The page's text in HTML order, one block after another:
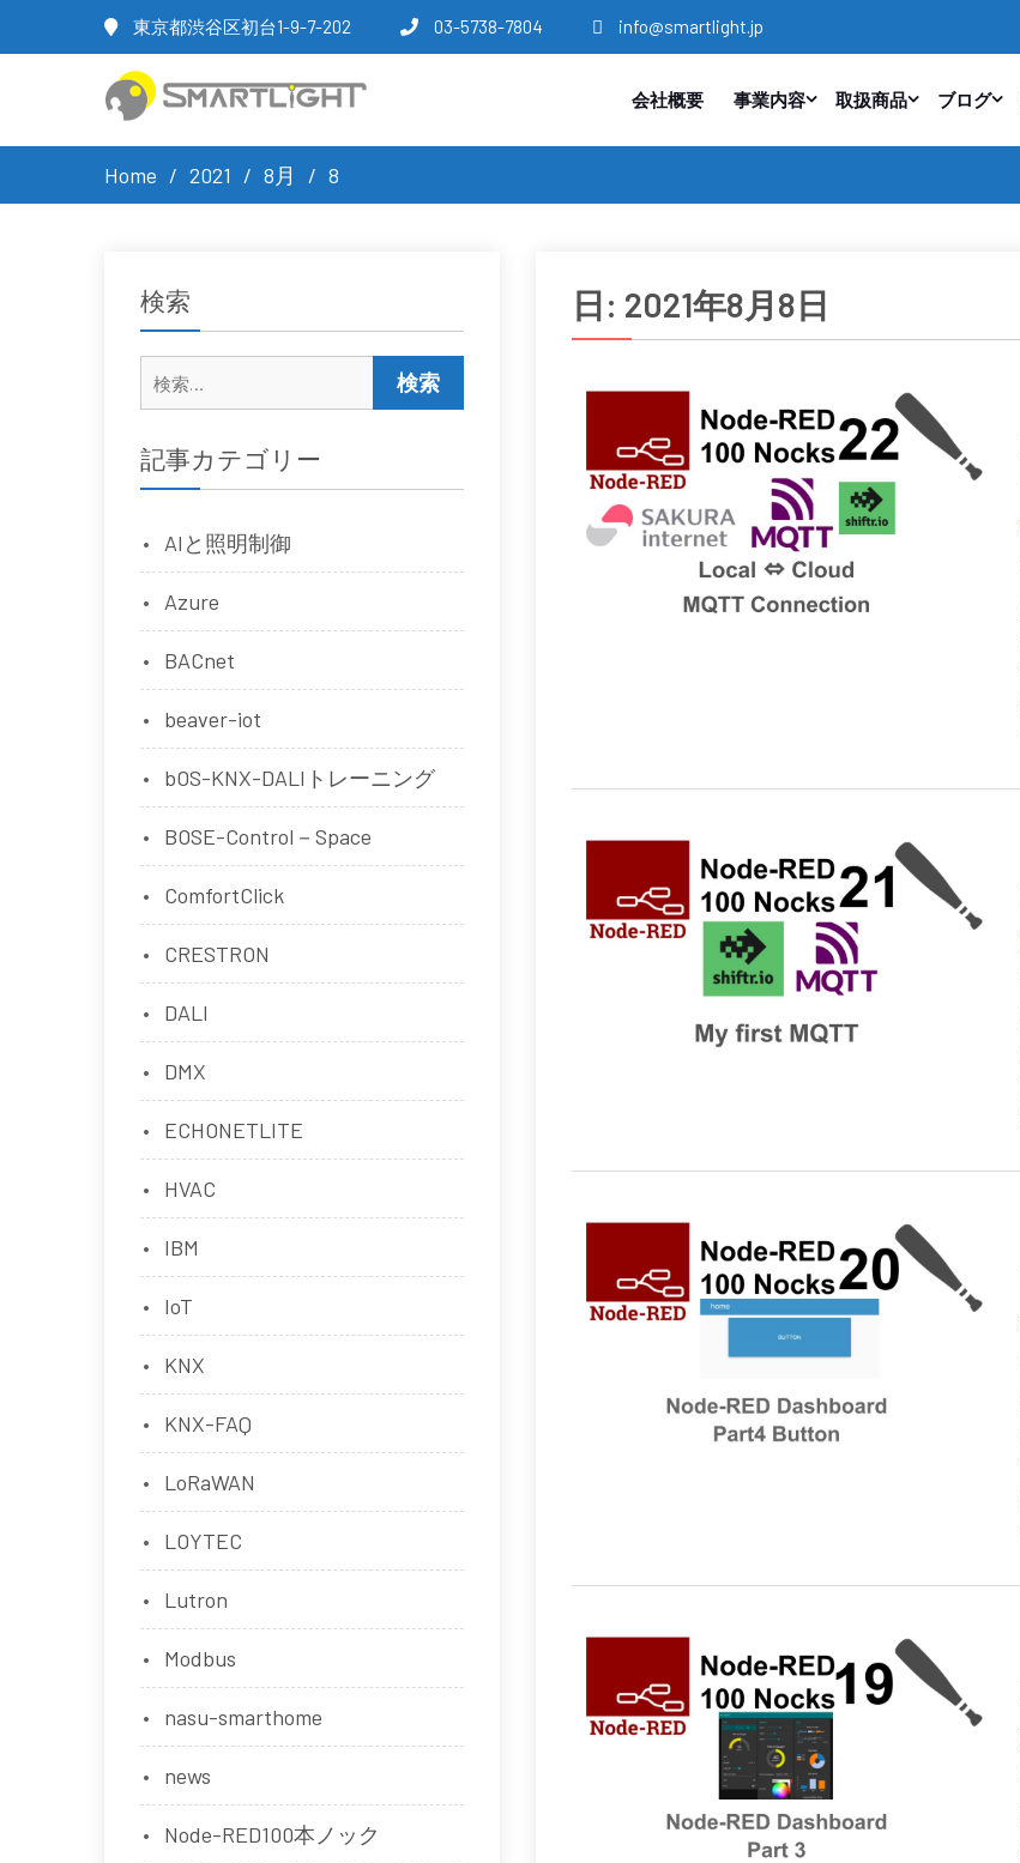
東京都渋谷区初台1-9-7-202 03-5738-7804 info@smartlight.jp
会社概要 事業内容 取扱商品 ブログ
Home 2021 8月 8
日: 2021年8月8日
検索
記事カテゴリー
AIと照明制御
Azure
BACnet
beaver-iot
bOS-KNX-DALIトレーニング
BOSE-Control－Space
ComfortClick
CRESTRON
DALI
DMX
ECHONETLITE
HVAC
IBM
IoT
KNX
KNX-FAQ
LoRaWAN
LOYTEC
Lutron
Modbus
nasu-smarthome
news
Node-RED100本ノック